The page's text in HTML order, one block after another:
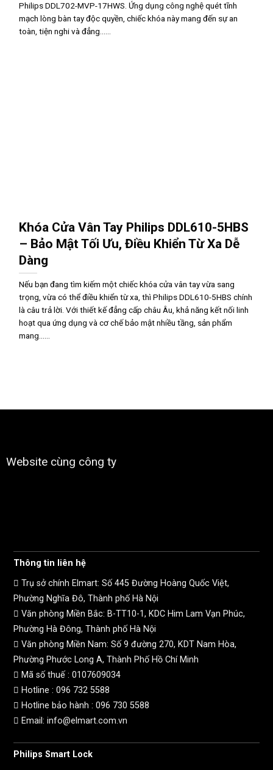
Philips DDL702-MVP-17HWS. Ứng dụng công nghệ quét tĩnh
mạch lòng bàn tay độc quyền, chiếc khóa này mang đến sự an
toàn, tiện nghi và đẳng......
Khóa Cửa Vân Tay Philips DDL610-5HBS
– Bảo Mật Tối Ưu, Điều Khiển Từ Xa Dễ
Dàng
Nếu bạn đang tìm kiếm một chiếc khóa cửa vân tay vừa sang
trọng, vừa có thể điều khiển từ xa, thì Philips DDL610-5HBS chính
là câu trả lời. Với thiết kế đẳng cấp châu Âu, khả năng kết nối linh
hoạt qua ứng dụng và cơ chế bảo mật nhiều tầng, sản phẩm
mang......
Website cùng công ty
Thông tin liên hệ
Trụ sở chính Elmart: Số 445 Đường Hoàng Quốc Việt,
Phường Nghĩa Đô, Thành phố Hà Nội
Văn phòng Miền Bắc: B-TT10-1, KDC Him Lam Vạn Phúc,
Phường Hà Đông, Thành phố Hà Nội
Văn phòng Miền Nam: Số 9 đường 270, KDT Nam Hòa,
Phường Phước Long A, Thành Phố Hồ Chí Minh
Mã số thuế : 0107609034
Hotline : 096 732 5588
Hotline bảo hành : 096 730 5588
Email: info@elmart.com.vn
Philips Smart Lock